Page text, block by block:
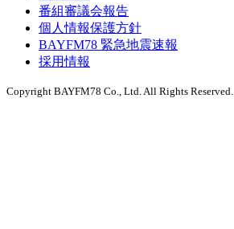
番組審議会報告
個人情報保護方針
BAYFM78 緊急地震速報
採用情報
Copyright BAYFM78 Co., Ltd. All Rights Reserved.